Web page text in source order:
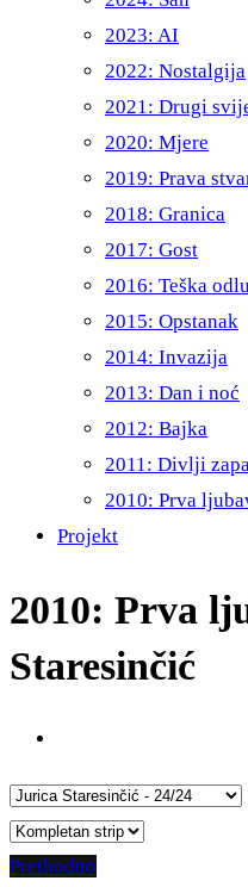
2023: AI
2022: Nostalgija
2021: Drugi
2020: Mjere
2019: Prava
2018: Granica
2017: Gost
2016: Teška
2015: Opstanak
2014: Invazija
2013: Dan i noć
2012: Bajka
2011: Divlji
2010: Prva
Projekt
2010: Prva
Staresinčić
Prethodno